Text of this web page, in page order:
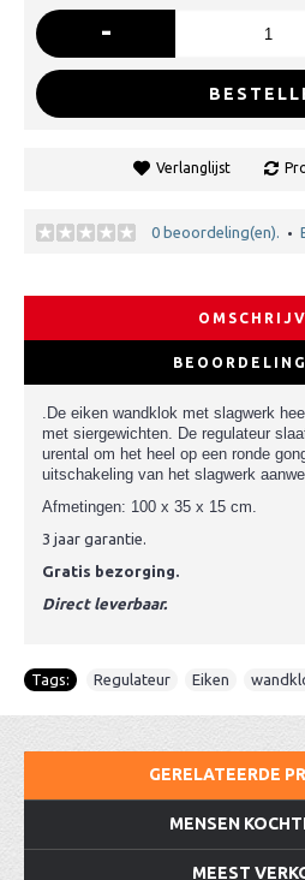
-
Verlanglijst
0 beoordeling(en). •
. De eiken wandklok met slagwerk
met siergewichten. De regulateur
urental om het heel op een ronde
uitschakeling van het slagwerk
Afmetingen: 100 x 35 x 15 cm.
3 jaar garantie.
Gratis bezorging.
Direct leverbaar.
Tags: Regulateur Eiken
GERELATEERDE
MENSEN
MEEST